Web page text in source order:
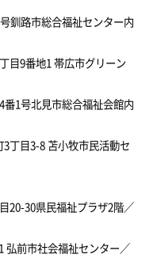
釧路市総合福祉センター内
目9番地1 帯広市グリーン
1号北見市総合福祉会館内
丁目3-8 苫小牧市民活動セ
20-30県民福祉プラザ2階／
弘前市社会福祉センター／